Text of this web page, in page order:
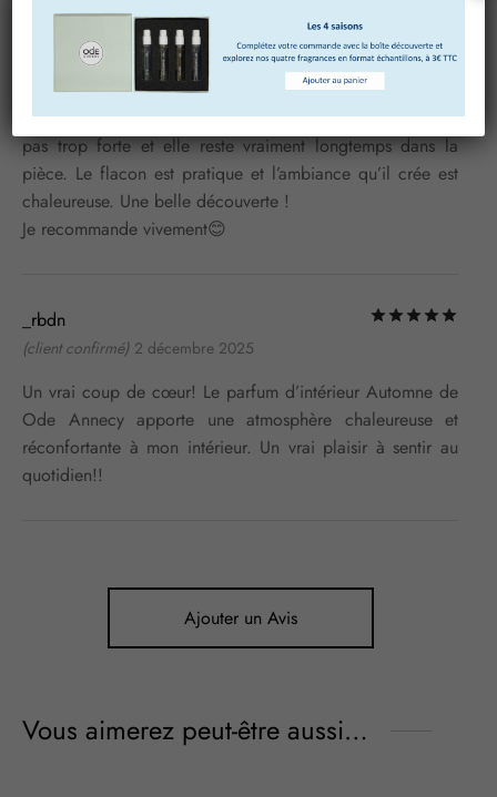
J’ai opté pour le parfum automne : l’odeur est agréable,
pas trop forte et elle reste vraiment longtemps dans la
pièce. Le flacon est pratique et l’ambiance qu’il crée est
chaleureuse. Une belle découverte !
Je recommande vivement😊
_rbdn
(client confirmé) 2 décembre 2025
Un vrai coup de cœur! Le parfum d’intérieur Automne de
Ode Annecy apporte une atmosphère chaleureuse et
réconfortante à mon intérieur. Un vrai plaisir à sentir au
quotidien!!
Ajouter un Avis
Vous aimerez peut-être aussi…